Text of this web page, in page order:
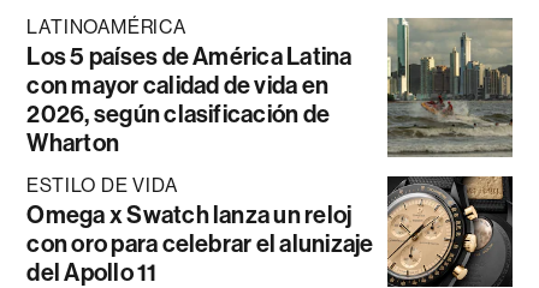
LATINOAMÉRICA
Los 5 países de América Latina
con mayor calidad de vida en
2026, según clasificación de
Wharton
ESTILO DE VIDA
Omega x Swatch lanza un reloj
con oro para celebrar el alunizaje
del Apollo 11